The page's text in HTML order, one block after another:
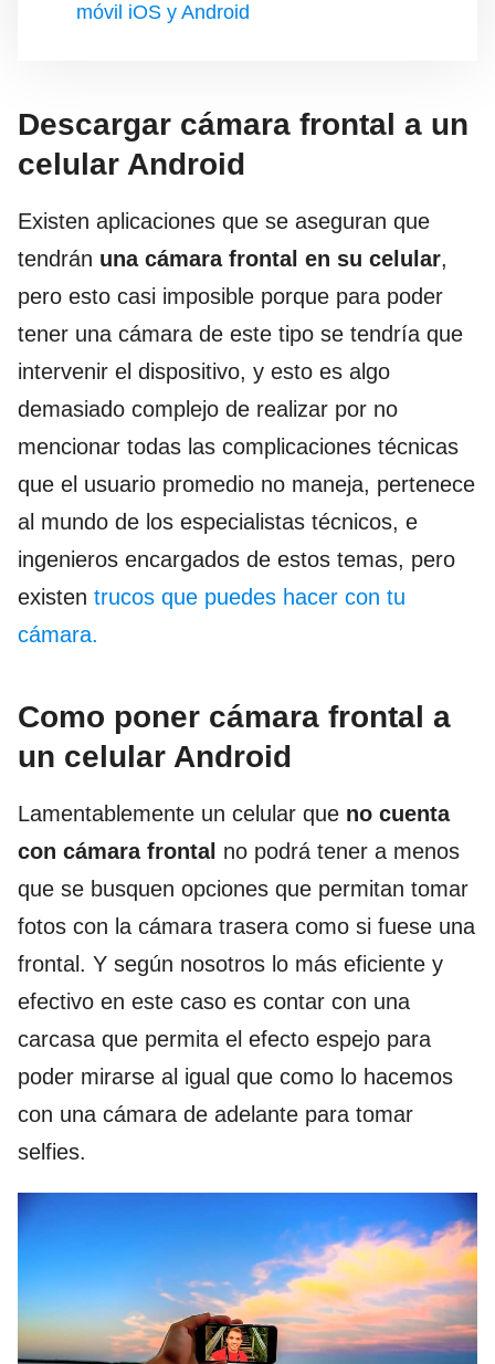
móvil iOS y Android
Descargar cámara frontal a un
celular Android
Existen aplicaciones que se aseguran que
tendrán una cámara frontal en su celular,
pero esto casi imposible porque para poder
tener una cámara de este tipo se tendría que
intervenir el dispositivo, y esto es algo
demasiado complejo de realizar por no
mencionar todas las complicaciones técnicas
que el usuario promedio no maneja, pertenece
al mundo de los especialistas técnicos, e
ingenieros encargados de estos temas, pero
existen trucos que puedes hacer con tu
cámara.
Como poner cámara frontal a
un celular Android
Lamentablemente un celular que no cuenta
con cámara frontal no podrá tener a menos
que se busquen opciones que permitan tomar
fotos con la cámara trasera como si fuese una
frontal. Y según nosotros lo más eficiente y
efectivo en este caso es contar con una
carcasa que permita el efecto espejo para
poder mirarse al igual que como lo hacemos
con una cámara de adelante para tomar
selfies.